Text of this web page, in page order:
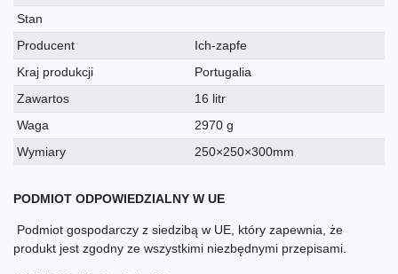
techniczna
Stan
Producent
Ich-zapfe
Kraj produkcji
Portugalia
Zawartos
16 litr
Waga
2970 g
Wymiary
250×250×300mm
PODMIOT ODPOWIEDZIALNY W UE
Podmiot gospodarczy z siedzibą w UE, który zapewnia, że
produkt jest zgodny ze wszystkimi niezbędnymi przepisami.